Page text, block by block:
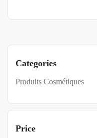
Categories
Produits Cosmétiques
Price